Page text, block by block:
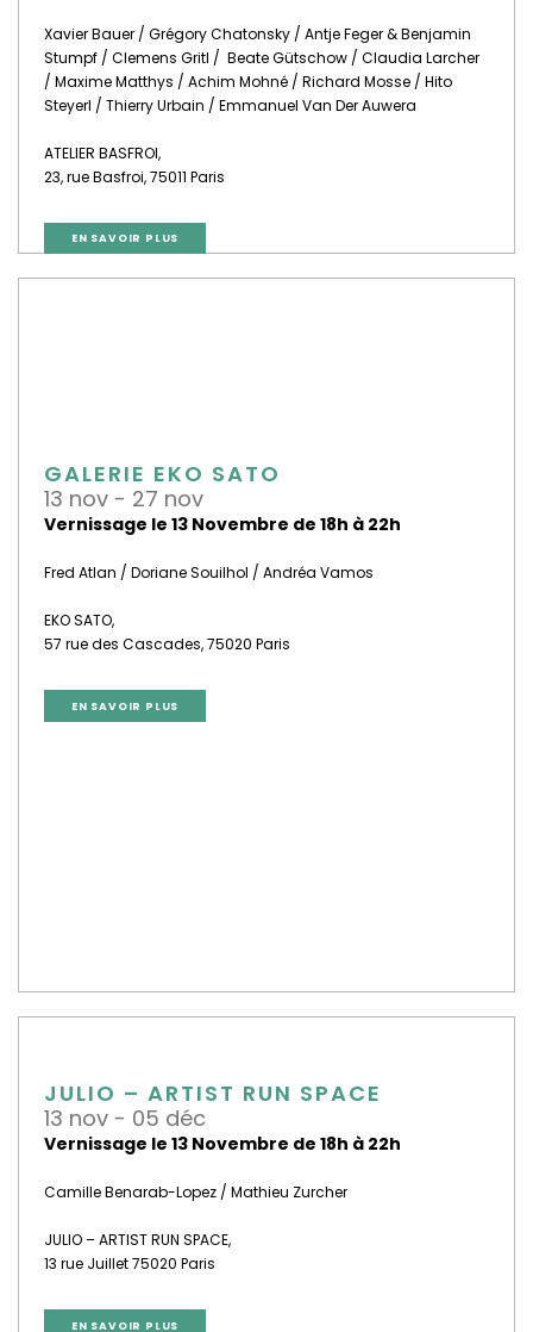
Xavier Bauer / Grégory Chatonsky / Antje Feger & Benjamin
Stumpf / Clemens Gritl / Beate Gütschow / Claudia Larcher
/ Maxime Matthys / Achim Mohné / Richard Mosse / Hito
Steyerl / Thierry Urbain / Emmanuel Van Der Auwera
ATELIER BASFROI,
23, rue Basfroi, 75011 Paris
EN SAVOIR PLUS
GALERIE EKO SATO
13 nov - 27 nov
Vernissage le 13 Novembre de 18h à 22h
Fred Atlan / Doriane Souilhol / Andréa Vamos
EKO SATO,
57 rue des Cascades, 75020 Paris
EN SAVOIR PLUS
JULIO – ARTIST RUN SPACE
13 nov - 05 déc
Vernissage le 13 Novembre de 18h à 22h
Camille Benarab-Lopez / Mathieu Zurcher
JULIO – ARTIST RUN SPACE,
13 rue Juillet 75020 Paris
EN SAVOIR PLUS